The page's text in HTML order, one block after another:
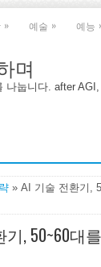
» 예술 » 예능
며
나눕니다. after
» AI 기술 전환기,
기, 50~60대